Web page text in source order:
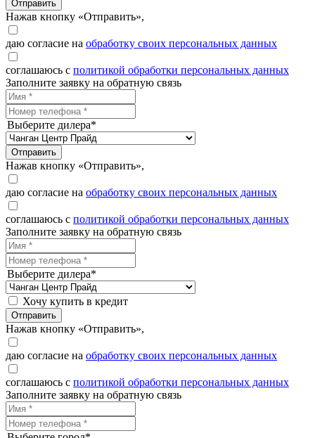
Отправить
Нажав кнопку «Отправить»,
даю согласие на обработку своих персональных данных
соглашаюсь с политикой обработки персональных данных
Заполните заявку на обратную связь
Выберите дилера*
Отправить
Нажав кнопку «Отправить»,
даю согласие на обработку своих персональных данных
соглашаюсь с политикой обработки персональных данных
Заполните заявку на обратную связь
Выберите дилера*
Хочу купить в кредит
Отправить
Нажав кнопку «Отправить»,
даю согласие на обработку своих персональных данных
соглашаюсь с политикой обработки персональных данных
Заполните заявку на обратную связь